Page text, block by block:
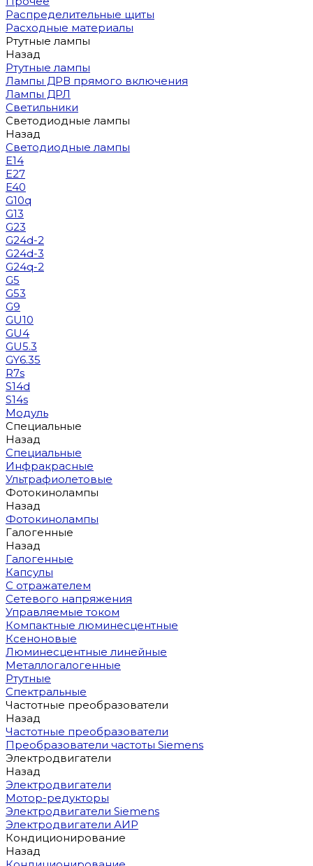
Распределительные щиты
Расходные материалы
Ртутные лампы
Назад
Ртутные лампы
Лампы ДРВ прямого включения
Лампы ДРЛ
Светильники
Светодиодные лампы
Назад
Светодиодные лампы
E14
E27
E40
G10q
G13
G23
G24d-2
G24d-3
G24q-2
G5
G53
G9
GU10
GU4
GU5.3
GY6.35
R7s
S14d
S14s
Модуль
Специальные
Назад
Специальные
Инфракрасные
Ультрафиолетовые
Фотокинолампы
Назад
Фотокинолампы
Галогенные
Назад
Галогенные
Капсулы
С отражателем
Сетевого напряжения
Управляемые током
Компактные люминесцентные
Ксеноновые
Люминесцентные линейные
Металлогалогенные
Ртутные
Спектральные
Частотные преобразователи
Назад
Частотные преобразователи
Преобразователи частоты Siemens
Электродвигатели
Назад
Электродвигатели
Мотор-редукторы
Электродвигатели Siemens
Электродвигатели АИР
Кондиционирование
Назад